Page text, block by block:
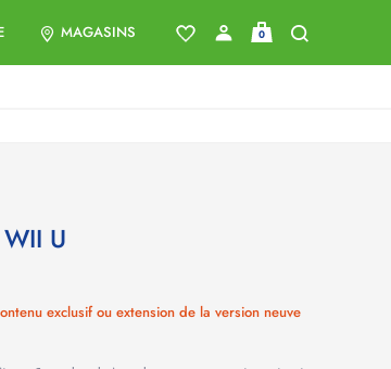
MAGASINS 0
WII U
exclusif ou extension de la version neuve